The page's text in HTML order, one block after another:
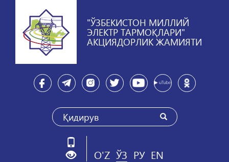
"ЎЗБЕКИСТОН МИЛЛИЙ
ЭЛЕКТР ТАРМОҚЛАРИ"
АКЦИЯДОРЛИК ЖАМИЯТИ
O'Z ЎЗ РУ EN